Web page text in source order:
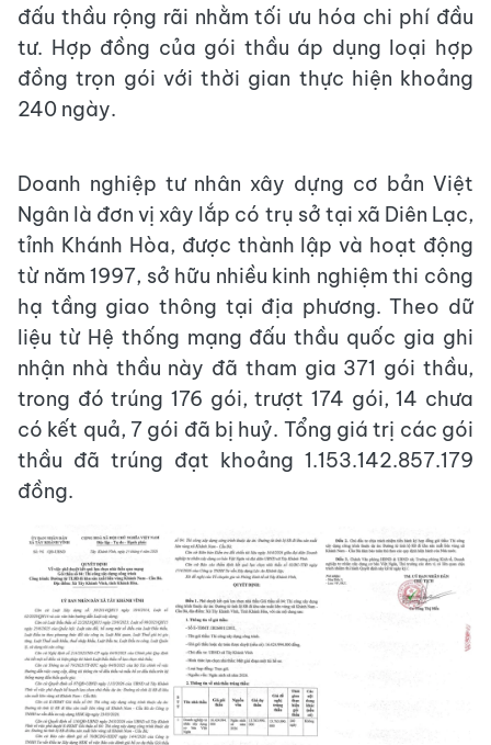
đấu thầu rộng rãi nhằm tối ưu hóa chi phí đầu
tư. Hợp đồng của gói thầu áp dụng loại hợp
đồng trọn gói với thời gian thực hiện khoảng
240 ngày.
Doanh nghiệp tư nhân xây dựng cơ bản Việt
Ngân là đơn vị xây lắp có trụ sở tại xã Diên Lạc,
tỉnh Khánh Hòa, được thành lập và hoạt động
từ năm 1997, sở hữu nhiều kinh nghiệm thi công
hạ tầng giao thông tại địa phương. Theo dữ
liệu từ Hệ thống mạng đấu thầu quốc gia ghi
nhận nhà thầu này đã tham gia 371 gói thầu,
trong đó trúng 176 gói, trượt 174 gói, 14 chưa
có kết quả, 7 gói đã bị huỷ. Tổng giá trị các gói
thầu đã trúng đạt khoảng 1.153.142.857.179
đồng.